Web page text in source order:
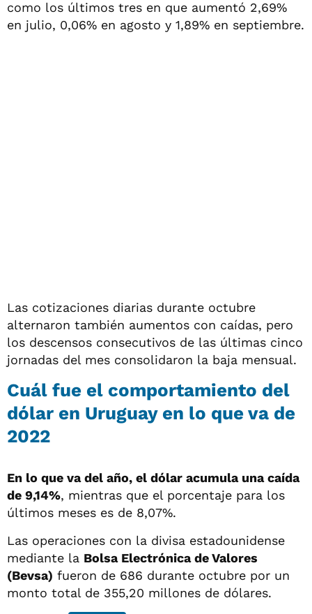
como los últimos tres en que aumentó 2,69%
en julio, 0,06% en agosto y 1,89% en septiembre.
Las cotizaciones diarias durante octubre
alternaron también aumentos con caídas, pero
los descensos consecutivos de las últimas cinco
jornadas del mes consolidaron la baja mensual.
Cuál fue el comportamiento del
dólar en Uruguay en lo que va de
2022
En lo que va del año, el dólar acumula una caída
de 9,14%, mientras que el porcentaje para los
últimos meses es de 8,07%.
Las operaciones con la divisa estadounidense
mediante la Bolsa Electrónica de Valores
(Bevsa) fueron de 686 durante octubre por un
monto total de 355,20 millones de dólares.